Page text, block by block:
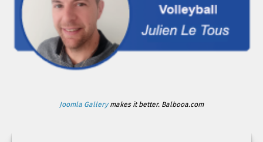
Joomla Gallerymakes it better. Balbooa.com